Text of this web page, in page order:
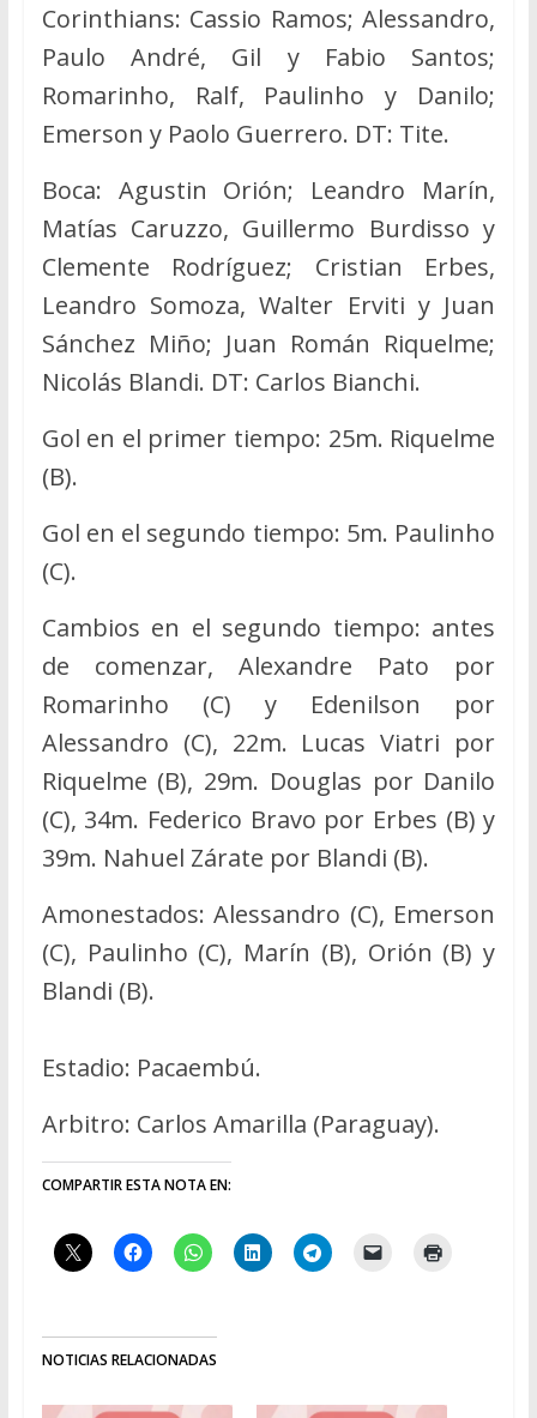
Corinthians: Cassio Ramos; Alessandro,
Paulo André, Gil y Fabio Santos;
Romarinho, Ralf, Paulinho y Danilo;
Emerson y Paolo Guerrero. DT: Tite.
Boca: Agustin Orión; Leandro Marín,
Matías Caruzzo, Guillermo Burdisso y
Clemente Rodríguez; Cristian Erbes,
Leandro Somoza, Walter Erviti y Juan
Sánchez Miño; Juan Román Riquelme;
Nicolás Blandi. DT: Carlos Bianchi.
Gol en el primer tiempo: 25m. Riquelme
(B).
Gol en el segundo tiempo: 5m. Paulinho
(C).
Cambios en el segundo tiempo: antes
de comenzar, Alexandre Pato por
Romarinho (C) y Edenilson por
Alessandro (C), 22m. Lucas Viatri por
Riquelme (B), 29m. Douglas por Danilo
(C), 34m. Federico Bravo por Erbes (B) y
39m. Nahuel Zárate por Blandi (B).
Amonestados: Alessandro (C), Emerson
(C), Paulinho (C), Marín (B), Orión (B) y
Blandi (B).
Estadio: Pacaembú.
Arbitro: Carlos Amarilla (Paraguay).
COMPARTIR ESTA NOTA EN:
NOTICIAS RELACIONADAS